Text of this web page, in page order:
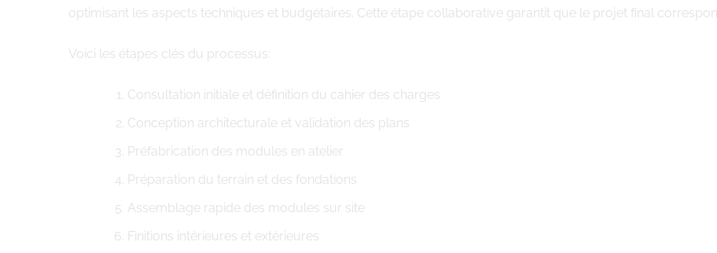
optimisant les aspects techniques et budgétaires. Cette étape collaborative garantit que le projet final
Voici les étapes clés du processus:
Consultation initiale et définition du cahier des charges
Conception architecturale et validation des plans
Préfabrication des modules en atelier
Préparation du terrain et des fondations
Assemblage rapide des modules sur site
Finitions intérieures et extérieures